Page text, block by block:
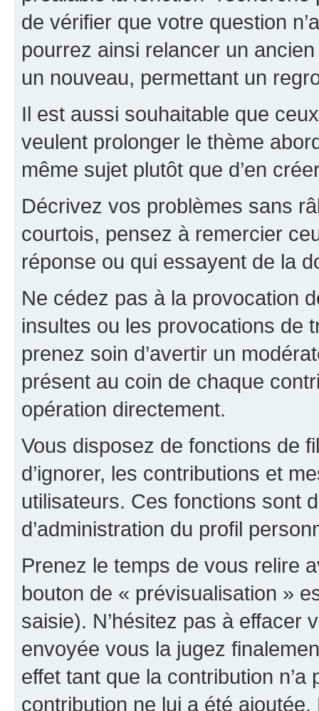
de vérifier que votre question
pourrez ainsi relancer un
un nouveau, permettant un
Il est aussi souhaitable que
veulent prolonger le thème
même sujet plutôt que d’en
Décrivez vos problèmes sans
courtois, pensez à remercier
réponse ou qui essayent de la
Ne cédez pas à la provocation
insultes ou les provocations de
prenez soin d’avertir un
présent au coin de chaque
opération directement.
Vous disposez de fonctions de
d’ignorer, les contributions et
utilisateurs. Ces fonctions sont
d’administration du profil
Prenez le temps de vous relire
bouton de « prévisualisation »
saisie). N’hésitez pas à effacer
envoyée vous la jugez
effet tant que la contribution n’a
contribution ne lui a été